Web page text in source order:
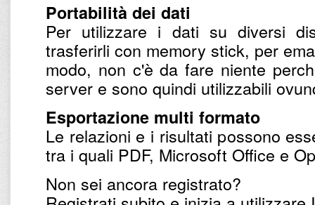
Portabilità dei dati
Per utilizzare i dati su diversi
trasferirli con memory stick, per
modo, non c'è da fare niente
server e sono quindi utilizzabili
Esportazione multi formato
Le relazioni e i risultati possono
tra i quali PDF, Microsoft Office e
Non sei ancora registrato?